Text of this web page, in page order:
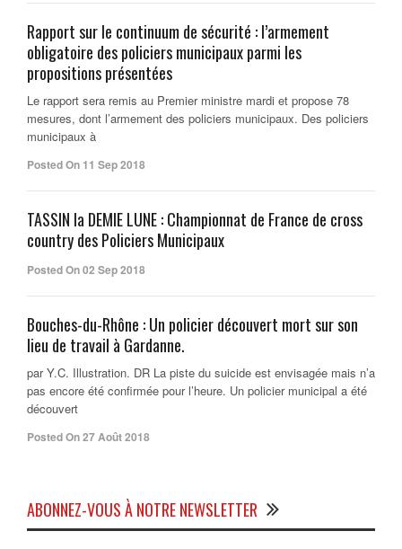
Rapport sur le continuum de sécurité : l’armement
obligatoire des policiers municipaux parmi les
propositions présentées
Le rapport sera remis au Premier ministre mardi et propose 78
mesures, dont l’armement des policiers municipaux. Des policiers
municipaux à
Posted On 11 Sep 2018
TASSIN la DEMIE LUNE : Championnat de France de cross
country des Policiers Municipaux
Posted On 02 Sep 2018
Bouches-du-Rhône : Un policier découvert mort sur son
lieu de travail à Gardanne.
par Y.C. Illustration. DR La piste du suicide est envisagée mais n’a
pas encore été confirmée pour l’heure. Un policier municipal a été
découvert
Posted On 27 Août 2018
ABONNEZ-VOUS À NOTRE NEWSLETTER